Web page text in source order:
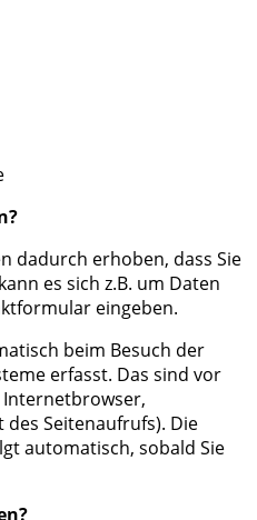
dadurch erhoben, dass Sie
es sich z.B. um Daten
eingeben.
beim Besuch der
erfasst. Das sind vor
Internetbrowser,
Seitenaufrufs). Die
automatisch, sobald Sie